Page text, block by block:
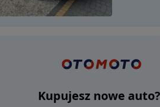
Kupujesz nowe auto?